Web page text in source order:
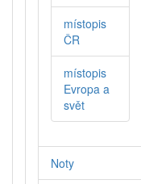
místopis
ČR
místopis
Evropa a
svět
Noty